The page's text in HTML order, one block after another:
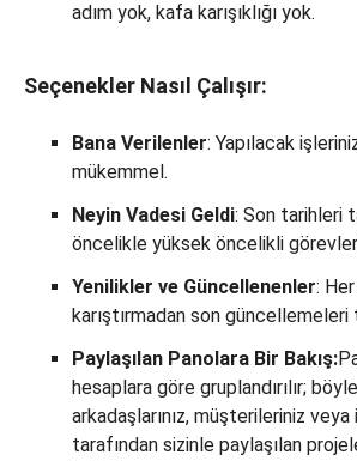
adım yok, kafa karışıklığı yok.
Seçenekler Nasıl Çalışır:
Bana Verilenler: Yapılacak
mükemmel.
Neyin Vadesi Geldi: Son tarihleri
öncelikle yüksek öncelikli
Yenilikler ve Güncellenenler:
karıştırmadan son güncellemeleri
Paylaşılan Panolara Bir Bakış:
hesaplara göre gruplandırılır;
arkadaşlarınız, müşterileriniz
tarafından sizinle paylaşılan